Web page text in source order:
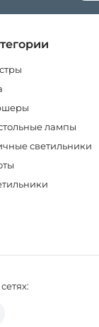
лампы
светильники